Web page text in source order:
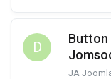
D
Button
JA